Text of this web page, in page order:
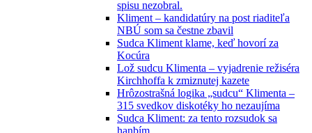
spisu nezobral.
Kliment – kandidatúry na post riaditeľa
NBÚ som sa čestne zbavil
Sudca Kliment klame, keď hovorí za
Kocúra
Lož sudcu Klimenta – vyjadrenie režiséra
Kirchhoffa k zmiznutej kazete
Hrôzostrašná logika „sudcu“ Klimenta –
315 svedkov diskotéky ho nezaujíma
Sudca Kliment: za tento rozsudok sa
hanbím